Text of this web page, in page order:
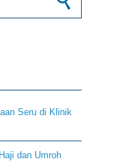
Seru di Klinik
dan Umroh